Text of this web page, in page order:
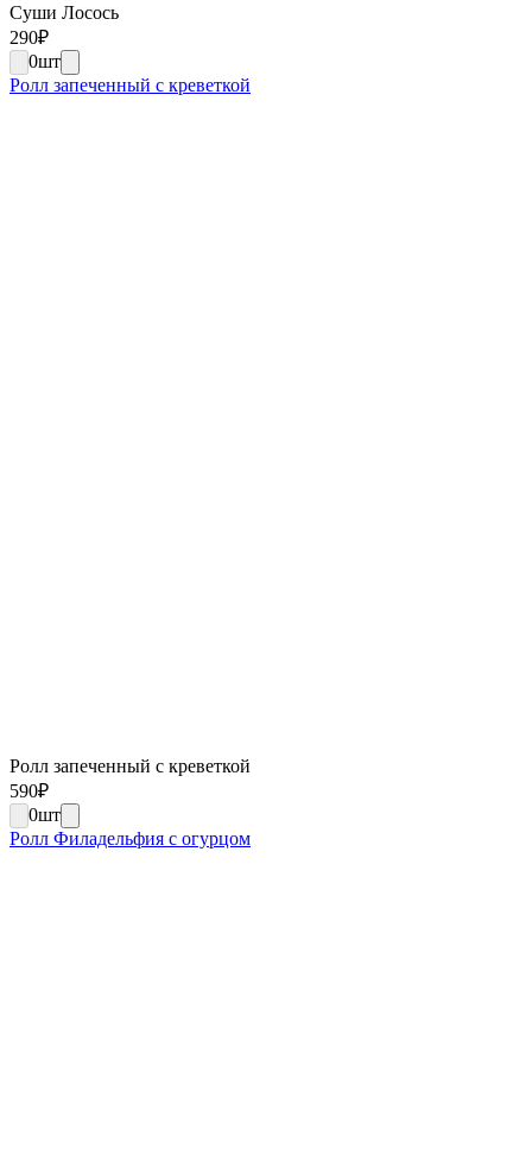
Суши Лосось
290₽
0шт
Ролл запеченный с креветкой
Ролл запеченный с креветкой
590₽
0шт
Ролл Филадельфия с огурцом